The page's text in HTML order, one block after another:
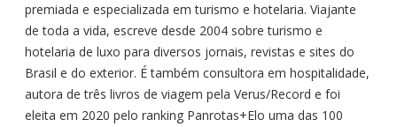
premiada e especializada em turismo e hotelaria. Viajante
de toda a vida, escreve desde 2004 sobre turismo e
hotelaria de luxo para diversos jornais, revistas e sites do
Brasil e do exterior. É também consultora em hospitalidade,
autora de três livros de viagem pela Verus/Record e foi
eleita em 2020 pelo ranking Panrotas+Elo uma das 100